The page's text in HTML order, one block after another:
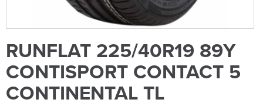
RUNFLAT 225/40R19 89Y
CONTISPORT CONTACT 5
CONTINENTAL TL